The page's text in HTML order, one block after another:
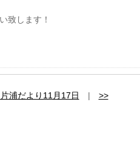
致します！
片浦だより11月17日 | >>